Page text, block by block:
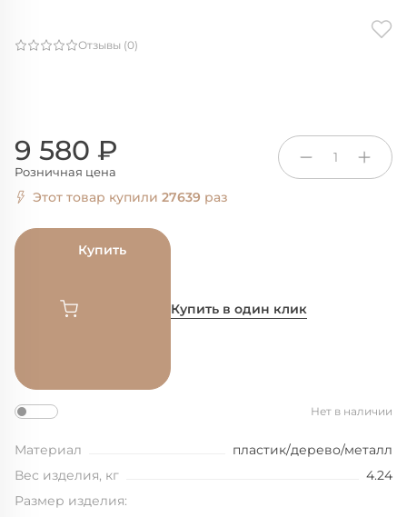
Отзывы (0)
9 580 ₽
Розничная цена
1
Этот товар купили 27639 раз
Купить
Купить в один клик
Нет в наличии
Материал
пластик/дерево/металл
Вес изделия, кг
4.24
Размер изделия: